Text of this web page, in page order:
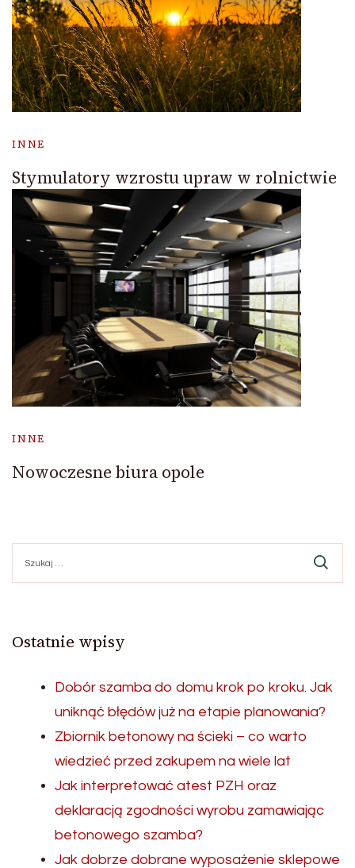
INNE
Stymulatory wzrostu upraw w rolnictwie
INNE
Nowoczesne biura opole
Ostatnie wpisy
Dobór szamba do domu krok po kroku. Jak
uniknąć błędów już na etapie planowania?
Zbiornik betonowy na ścieki – co warto
wiedzieć przed zakupem na wiele lat
Jak interpretować atest PZH oraz
deklaracją zgodności wyrobu zamawiając
betonowego szamba?
Jak dobrze dobrane wyposażenie sklepowe